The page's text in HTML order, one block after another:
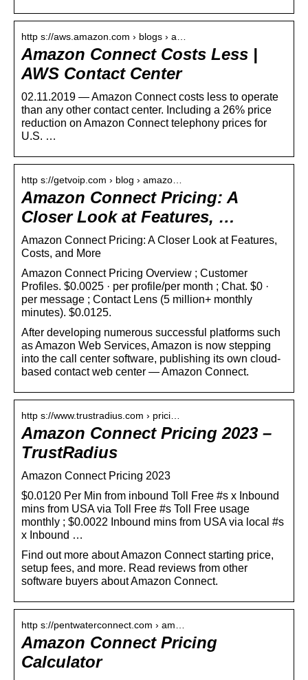
http s://aws.amazon.com › blogs › a…
Amazon Connect Costs Less |
AWS Contact Center
02.11.2019 — Amazon Connect costs less to operate
than any other contact center. Including a 26% price
reduction on Amazon Connect telephony prices for
U.S. …
http s://getvoip.com › blog › amazo…
Amazon Connect Pricing: A
Closer Look at Features, …
Amazon Connect Pricing: A Closer Look at Features,
Costs, and More
Amazon Connect Pricing Overview ; Customer
Profiles. $0.0025 · per profile/per month ; Chat. $0 ·
per message ; Contact Lens (5 million+ monthly
minutes). $0.0125.
After developing numerous successful platforms such
as Amazon Web Services, Amazon is now stepping
into the call center software, publishing its own cloud-
based contact web center — Amazon Connect.
http s://www.trustradius.com › prici…
Amazon Connect Pricing 2023 –
TrustRadius
Amazon Connect Pricing 2023
$0.0120 Per Min from inbound Toll Free #s x Inbound
mins from USA via Toll Free #s Toll Free usage
monthly ; $0.0022 Inbound mins from USA via local #s
x Inbound …
Find out more about Amazon Connect starting price,
setup fees, and more. Read reviews from other
software buyers about Amazon Connect.
http s://pentwaterconnect.com › am…
Amazon Connect Pricing
Calculator